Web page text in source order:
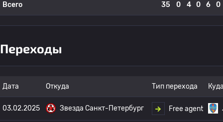
Всего 35 0 4 0 6 0
Переходы
Дата Откуда Тип перехода
03.02.2025 Звезда Санкт-Петербург Free agent